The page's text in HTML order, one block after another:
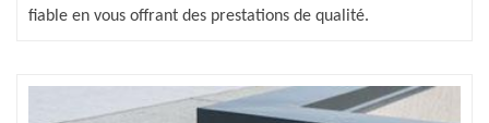
fiable en vous offrant des prestations de qualité.